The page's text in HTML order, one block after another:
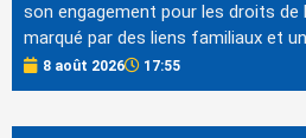
son engagement pour les droits de
marqué par des liens familiaux et
8 août 2026 17:55